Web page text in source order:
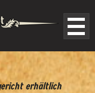
erhältlich